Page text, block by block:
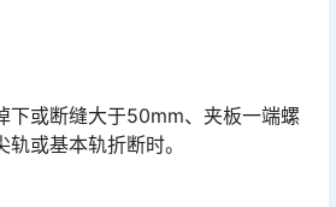
下或断缝大于50mm、夹板一端螺
或基本轨折断时。